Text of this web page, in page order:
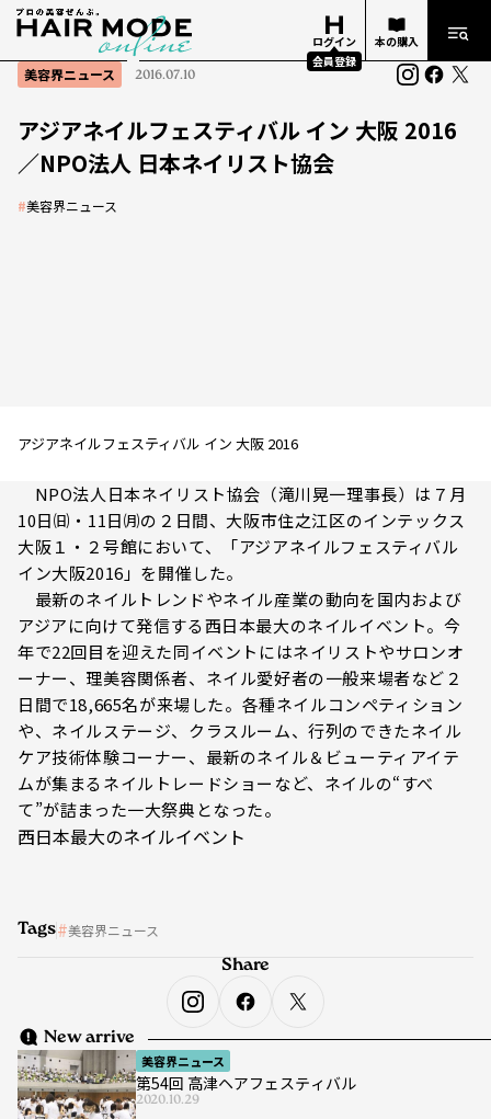
ログイン
会員登録
本の購入
美容界ニュース 2016.07.10
アジアネイルフェスティバル イン 大阪 2016
／NPO法人 日本ネイリスト協会
#美容界ニュース
アジアネイルフェスティバル イン 大阪 2016
NPO法人日本ネイリスト協会（滝川晃一理事長）は７月
10日㈰・11日㈪の２日間、大阪市住之江区のインテックス
大阪１・２号館において、「アジアネイルフェスティバル
イン大阪2016」を開催した。
最新のネイルトレンドやネイル産業の動向を国内および
アジアに向けて発信する西日本最大のネイルイベント。今
年で22回目を迎えた同イベントにはネイリストやサロンオ
ーナー、理美容関係者、ネイル愛好者の一般来場者など２
日間で18,665名が来場した。各種ネイルコンペティション
や、ネイルステージ、クラスルーム、行列のできたネイル
ケア技術体験コーナー、最新のネイル＆ビューティアイテ
ムが集まるネイルトレードショーなど、ネイルの“すべ
て”が詰まった一大祭典となった。
西日本最大のネイルイベント
Tags 美容界ニュース
New arrive
美容界ニュース
第54回 高津ヘアフェスティバル
2020.10.29
Share